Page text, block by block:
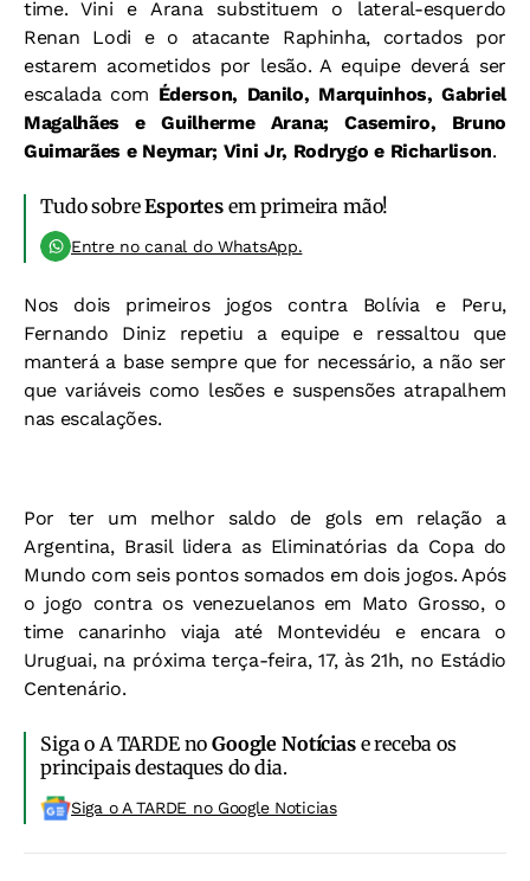
time. Vini e Arana substituem o lateral-esquerdo
Renan Lodi e o atacante Raphinha, cortados por
estarem acometidos por lesão. A equipe deverá ser
escalada com Éderson, Danilo, Marquinhos, Gabriel
Magalhães e Guilherme Arana; Casemiro, Bruno
Guimarães e Neymar; Vini Jr, Rodrygo e Richarlison.
Tudo sobreEsportesem primeira mão!
Entre no canal do WhatsApp.
Nos dois primeiros jogos contra Bolívia e Peru,
Fernando Diniz repetiu a equipe e ressaltou que
manterá a base sempre que for necessário, a não ser
que variáveis como lesões e suspensões atrapalhem
nas escalações.
Por ter um melhor saldo de gols em relação a
Argentina, Brasil lidera as Eliminatórias da Copa do
Mundo com seis pontos somados em dois jogos. Após
o jogo contra os venezuelanos em Mato Grosso, o
time canarinho viaja até Montevidéu e encara o
Uruguai, na próxima terça-feira, 17, às 21h, no Estádio
Centenário.
Siga o A TARDE noGoogle Notíciase receba os
principais destaques do dia.
Siga o A TARDE no Google Noticias